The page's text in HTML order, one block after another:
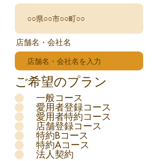
店舗名・会社名
ご希望のプラン
一般コース
愛用者登録コース
愛用者特約コース
店舗登録コース
特約Bコース
特約Aコース
法人契約